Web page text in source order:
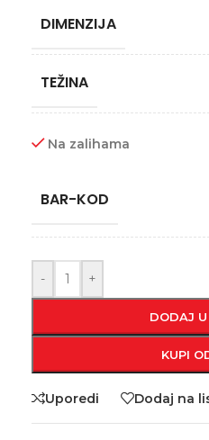
DIMENZIJA
TEŽINA
Na zalihama
BAR-KOD
- +
DODAJ U
KUPI
Uporedi Dodaj na